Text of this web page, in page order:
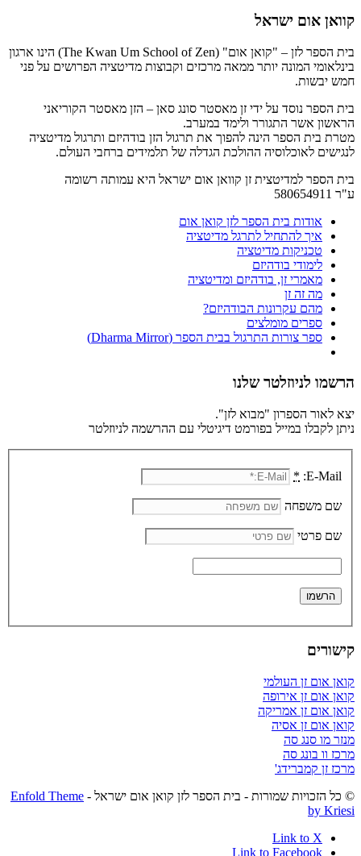
קוואן אום ישראל
בית הספר לזן – "קואן אום" (The Kwan Um School of Zen) הינו ארגון
בינלאומי המונה יותר ממאה מרכזים וקבוצות מדיטציה הפרושים על פני
חמש יבשות.
בית הספר נוסד על ידי זן מאסטר סונג סאן – הזן מאסטר הקוריאני
הראשון אשר התגורר ולימד במערב.
מטרת בית הספר הינה להפוך את תרגול הזן בודהיזם ותרגול מדיטציה
לנגישים לאוכלוסיה ההולכת הגדלה של תלמידים ברחבי העולם.
בית הספר למדיטצית זן קוואן אום ישראל היא עמותה רשומה
ע"ר 580654911
אודות בית הספר לזן קואן אום
איך להתחיל לתרגל מדיטציה
טכניקות מדיטציה
לימודי בודהיזם
מאמרי זן, בודהיזם ומדיטציה
מה זה זן
מהם עקרונות הבודהיזם?
ספרים מומלצים
ספר צורות התרגול בבית הספר (Dharma Mirror)
הרשמו לניוזלטר שלנו
יצא לאור הספרון "מבוא לזן".
ניתן לקבלו במייל בפורמט דיגיטלי עם ההרשמה לניוזלטר
E-Mail:
*
שם משפחה
שם פרטי
קישורים
קואן אום זן העולמי
קואן אום זן אירופה
קואן אום זן אמריקה
קואן אום זן אסיה
מנזר מו סנג סה
מרכז וו בונג סה
מרכז זן קמברידג'
© כל הזכויות שמורות - בית הספר לזן קואן אום ישראל - Enfold Theme
by Kriesi
Link to X
Link to Facebook